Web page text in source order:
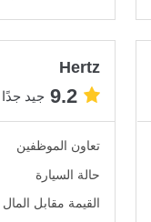
Hertz
9.2 جيد جدًا
تعاون الموظفين
حالة السيارة
القيمة مقابل المال